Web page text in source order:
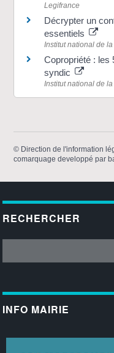
Legifrance
Décrypter un
essentiels
Institut national de
Copropriété : les
syndic
Institut national de
© Direction de l'information
comarquage developpé par
RECHERCHER
INFO MAIRIE